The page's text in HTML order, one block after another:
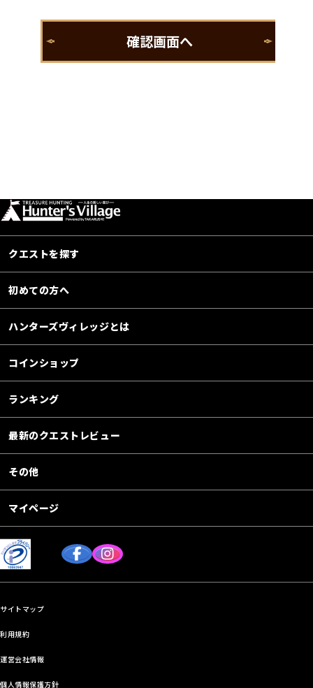
クエストを探す
初めての方へ
ハンターズヴィレッジとは
コインショップ
ランキング
最新のクエストレビュー
その他
マイページ
サイトマップ
利用規約
運営会社情報
個人情報保護方針